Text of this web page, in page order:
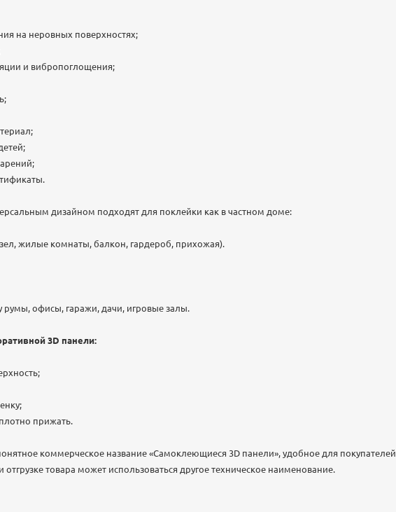
на неровных поверхностях;
и вибропоглощения;
дизайном подходят для поклейки как в частном доме:
жилые комнаты, балкон, гардероб, прихожая).
офисы, гаражи, дачи, игровые залы.
3D панели:
прижать.
коммерческое название «Самоклеющиеся 3D панели», удобное для покупателей
товара может использоваться другое техническое наименование.